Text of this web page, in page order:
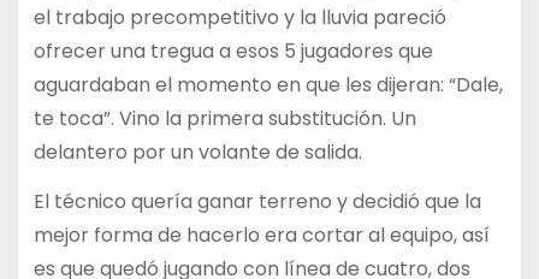
el trabajo precompetitivo y la lluvia pareció
ofrecer una tregua a esos 5 jugadores que
aguardaban el momento en que les dijeran: “Dale,
te toca”. Vino la primera substitución. Un
delantero por un volante de salida.
El técnico quería ganar terreno y decidió que la
mejor forma de hacerlo era cortar al equipo, así
es que quedó jugando con línea de cuatro, dos